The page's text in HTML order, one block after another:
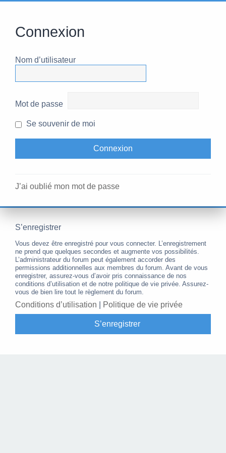
Connexion
Nom d’utilisateur
Mot de passe
Se souvenir de moi
J’ai oublié mon mot de passe
S’enregistrer
Vous devez être enregistré pour vous connecter. L’enregistrement
ne prend que quelques secondes et augmente vos possibilités.
L’administrateur du forum peut également accorder des
permissions additionnelles aux membres du forum. Avant de vous
enregistrer, assurez-vous d’avoir pris connaissance de nos
conditions d’utilisation et de notre politique de vie privée. Assurez-
vous de bien lire tout le règlement du forum.
Conditions d’utilisation Politique de vie privée
S’enregistrer